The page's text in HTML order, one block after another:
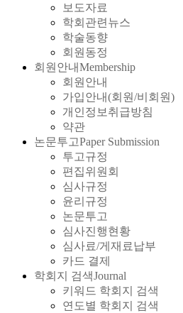
보도자료
학회관련뉴스
학술동향
회원동정
회원안내Membership
회원안내
가입안내(회원/비회원)
개인정보취급방침
약관
논문투고Paper Submission
투고규정
편집위원회
심사규정
윤리규정
논문투고
심사진행현황
심사료/게재료납부
카드 결제
학회지 검색Journal
키워드 학회지 검색
연도별 학회지 검색